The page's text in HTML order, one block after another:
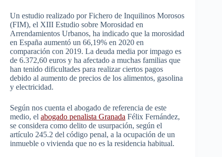
Un estudio realizado por Fichero de Inquilinos Morosos
(FIM), el XIII Estudio sobre Morosidad en
Arrendamientos Urbanos, ha indicado que la morosidad
en España aumentó un 66,19% en 2020 en
comparación con 2019. La deuda media por impago es
de 6.372,60 euros y ha afectado a muchas familias que
han tenido dificultades para realizar ciertos pagos
debido al aumento de precios de los alimentos, gasolina
y electricidad.
Según nos cuenta el abogado de referencia de este
medio, el abogado penalista Granada Félix Fernández,
se considera como delito de usurpación, según el
artículo 245.2 del código penal, a la ocupación de un
inmueble o vivienda que no es la residencia habitual.